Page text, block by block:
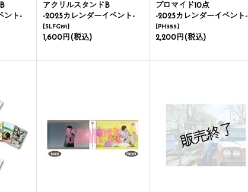
ント-
アクリルスタンドB
-2025カレンダーイベント-
[SLFG191]
1,600円 (税込)
ブロマイド10点
-2025カレンダーイベント-
[PH355]
2,200円 (税込)